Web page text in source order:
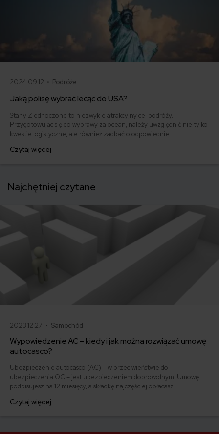
2024.09.12 • Podróże
Jaką polisę wybrać lecąc do USA?
Stany Zjednoczone to niezwykle atrakcyjny cel podróży.
Przygotowując się do wyprawy za ocean, należy uwzględnić nie tylko
kwestie logistyczne, ale również zadbać o odpowiednie
have w razie nieprzewidzianych zdarzeń podczas pobytu. Jak
Czytaj więcej
Najchętniej czytane
2023.12.27 • Samochód
Wypowiedzenie AC – kiedy i jak można rozwiązać umowę
autocasco?
Ubezpieczenie autocasco (AC) – w przeciwieństwie do
ubezpieczenia OC – jest ubezpieczeniem dobrowolnym. Umowę
podpisujesz na 12 miesięcy, a składkę najczęściej opłacasz
ofertę lub zdecydowałeś się sprzedać samochód w trakcie trwania
Czytaj więcej